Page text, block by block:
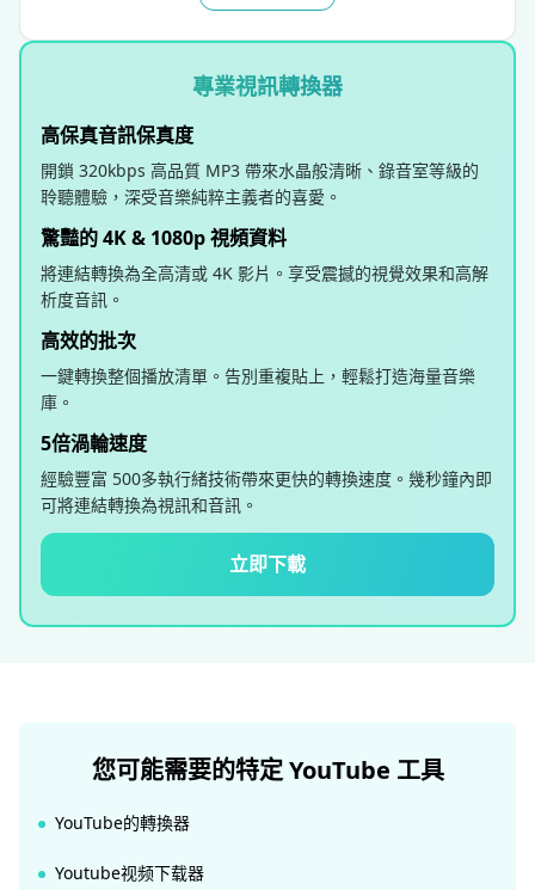
專業視訊轉換器
高保真音訊保真度
開鎖 320kbps 高品質 MP3 帶來水晶般清晰、錄音室等級的
聆聽體驗，深受音樂純粹主義者的喜愛。
驚豔的 4K & 1080p 視頻資料
將連結轉換為全高清或 4K 影片。享受震撼的視覺效果和高解
析度音訊。
高效的批次
一鍵轉換整個播放清單。告別重複貼上，輕鬆打造海量音樂
庫。
5倍渦輪速度
經驗豐富 500多執行緒技術帶來更快的轉換速度。幾秒鐘內即
可將連結轉換為視訊和音訊。
立即下載
您可能需要的特定 YouTube 工具
YouTube的轉換器
Youtube视频下载器